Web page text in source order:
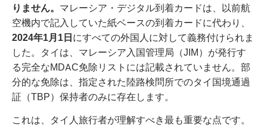
りません。 マレーシア・デジタル到着カードは、以前航
空機内で記入していた紙ベースの到着カードに代わり、
2024年1月1日にすべての外国人に対して義務付けられま
した。タイは、マレーシア入国管理局（JIM）が発行す
る完全なMDAC免除リストには記載されていません。部
分的な免除は、指定された陸路検問所でのタイ国境通過
証（TBP）保持者のみに存在します。
これは、タイ人旅行者が理解すべき最も重要な点です。